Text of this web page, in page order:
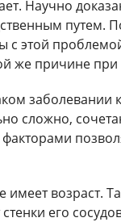
Научно
путем.
с этой
же причине
сложно,
возраст.
его